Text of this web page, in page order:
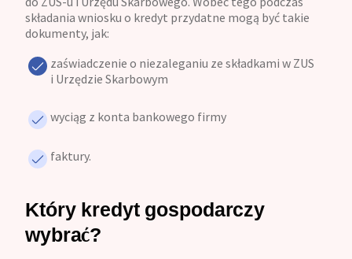
składania wniosku o kredyt przydatne mogą być takie
dokumenty, jak:
zaświadczenie o niezaleganiu ze składkami w ZUS
i Urzędzie Skarbowym
wyciąg z konta bankowego firmy
faktury.
Który kredyt gospodarczy
wybrać?